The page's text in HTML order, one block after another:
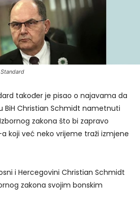
također je pisao o najavama da
BiH Christian Schmidt nametnuti
zakona što bi zapravo
koji već neko vrijeme traži izmjene
i Hercegovini Christian Schmidt
zakona svojim bonskim